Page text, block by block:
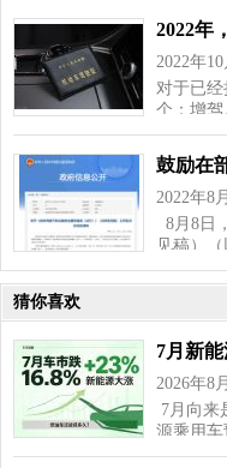
2022年
2022年10
对于已
个：增
鼓励在
2022年8
8月8日
见稿）
猜你喜欢
7月新
2026年8
7月向来
源乘用